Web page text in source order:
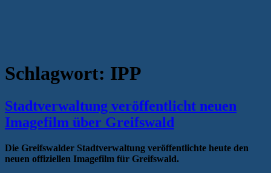
Schlagwort: IPP
Stadtverwaltung veröffentlicht neuen
Imagefilm über Greifswald
Die Greifswalder Stadtverwaltung veröffentlichte heute den
neuen offiziellen Imagefilm für Greifswald.